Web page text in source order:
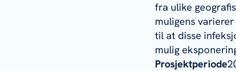
fra ulike
muligens
til at disse
mulig
Prosjektperiode